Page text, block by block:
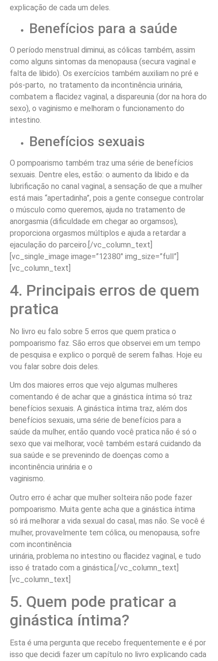
explicação de cada um deles.
Benefícios para a saúde
O período menstrual diminui, as cólicas também, assim
como alguns sintomas da menopausa (secura vaginal e
falta de libido). Os exercícios também auxiliam no pré e
pós-parto, no tratamento da incontinência urinária,
combatem a flacidez vaginal, a dispareunia (dor na hora do
sexo), o vaginismo e melhoram o funcionamento do
intestino.
Benefícios sexuais
O pompoarismo também traz uma série de benefícios
sexuais. Dentre eles, estão: o aumento da libido e da
lubrificação no canal vaginal, a sensação de que a mulher
está mais “apertadinha”, pois a gente consegue controlar
o músculo como queremos, ajuda no tratamento de
anorgasmia (dificuldade em chegar ao orgamsos),
proporciona orgasmos múltiplos e ajuda a retardar a
ejaculação do parceiro.[/vc_column_text]
[vc_single_image image=”12380″ img_size=”full”]
[vc_column_text]
4. Principais erros de quem
pratica
No livro eu falo sobre 5 erros que quem pratica o
pompoarismo faz. São erros que observei em um tempo
de pesquisa e explico o porquê de serem falhas. Hoje eu
vou falar sobre dois deles.
Um dos maiores erros que vejo algumas mulheres
comentando é de achar que a ginástica íntima só traz
benefícios sexuais. A ginástica íntima traz, além dos
benefícios sexuais, uma série de benefícios para a
saúde da mulher, então quando você pratica não é só o
sexo que vai melhorar, você também estará cuidando da
sua saúde e se prevenindo de doenças como a
incontinência urinária e o
vaginismo.
Outro erro é achar que mulher solteira não pode fazer
pompoarismo. Muita gente acha que a ginástica íntima
só irá melhorar a vida sexual do casal, mas não. Se você é
mulher, provavelmente tem cólica, ou menopausa, sofre
com incontinência
urinária, problema no intestino ou flacidez vaginal, e tudo
isso é tratado com a ginástica.[/vc_column_text]
[vc_column_text]
5. Quem pode praticar a
ginástica íntima?
Esta é uma pergunta que recebo frequentemente e é por
isso que decidi fazer um capítulo no livro explicando cada